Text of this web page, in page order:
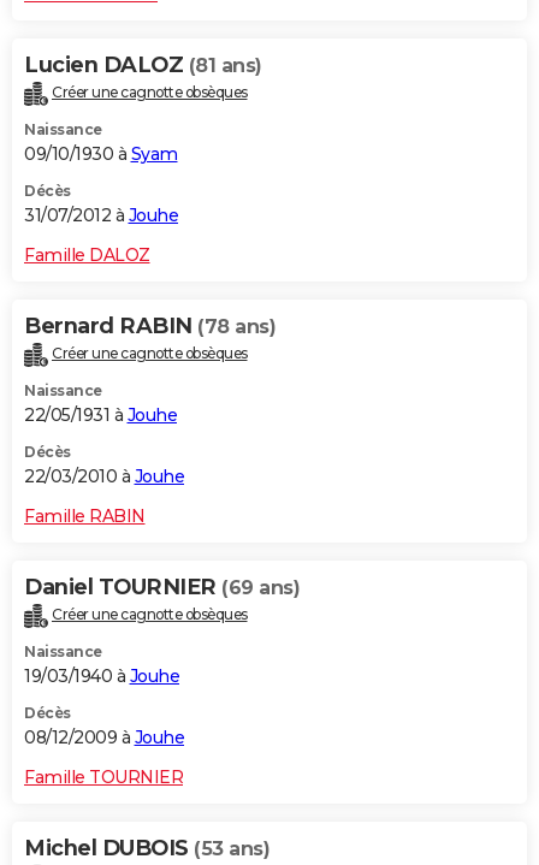
Lucien DALOZ (81 ans)
Créer une cagnotte obsèques
Naissance
09/10/1930 à Syam
Décès
31/07/2012 à Jouhe
Famille DALOZ
Bernard RABIN (78 ans)
Créer une cagnotte obsèques
Naissance
22/05/1931 à Jouhe
Décès
22/03/2010 à Jouhe
Famille RABIN
Daniel TOURNIER (69 ans)
Créer une cagnotte obsèques
Naissance
19/03/1940 à Jouhe
Décès
08/12/2009 à Jouhe
Famille TOURNIER
Michel DUBOIS (53 ans)